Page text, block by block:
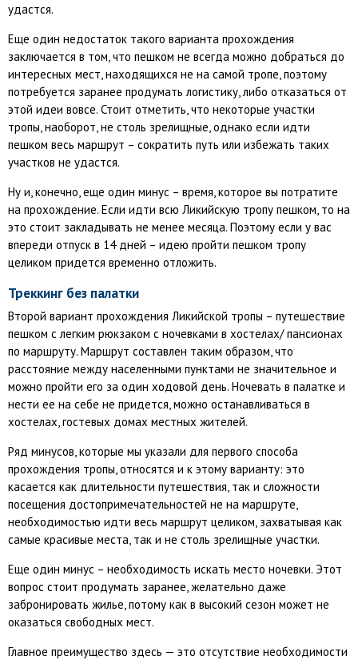
удастся.
Еще один недостаток такого варианта прохождения
заключается в том, что пешком не всегда можно добраться до
интересных мест, находящихся не на самой тропе, поэтому
потребуется заранее продумать логистику, либо отказаться от
этой идеи вовсе. Стоит отметить, что некоторые участки
тропы, наоборот, не столь зрелищные, однако если идти
пешком весь маршрут – сократить путь или избежать таких
участков не удастся.
Ну и, конечно, еще один минус – время, которое вы потратите
на прохождение. Если идти всю Ликийскую тропу пешком, то на
это стоит закладывать не менее месяца. Поэтому если у вас
впереди отпуск в 14 дней – идею пройти пешком тропу
целиком придется временно отложить.
Треккинг без палатки
Второй вариант прохождения Ликийской тропы – путешествие
пешком с легким рюкзаком с ночевками в хостелах/ пансионах
по маршруту. Маршрут составлен таким образом, что
расстояние между населенными пунктами не значительное и
можно пройти его за один ходовой день. Ночевать в палатке и
нести ее на себе не придется, можно останавливаться в
хостелах, гостевых домах местных жителей.
Ряд минусов, которые мы указали для первого способа
прохождения тропы, относятся и к этому варианту: это
касается как длительности путешествия, так и сложности
посещения достопримечательностей не на маршруте,
необходимостью идти весь маршрут целиком, захватывая как
самые красивые места, так и не столь зрелищные участки.
Еще один минус – необходимость искать место ночевки. Этот
вопрос стоит продумать заранее, желательно даже
забронировать жилье, потому как в высокий сезон может не
оказаться свободных мест.
Главное преимущество здесь — это отсутствие необходимости